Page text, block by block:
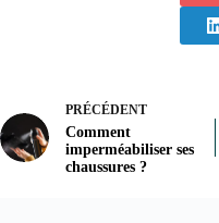
PRÉCÉDENT
Comment
imperméabiliser ses
chaussures ?